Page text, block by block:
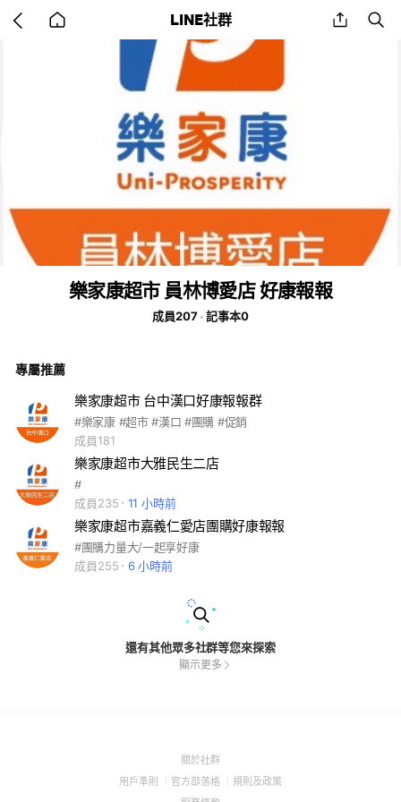
back LINE社群 share
樂家康超市 員林博愛店 好康報報
成員207 記事本0
專屬推薦
樂家康超市 台中漢口好康報報群
#樂家康 #超市 #漢口 #團購 #促銷
成員181
樂家康超市大雅民生二店
#
成員235
11 小時前
樂家康超市嘉義仁愛店團購好康報報
#團購力量大/一起享好康
成員255
6 小時前
還有其他眾多社群等您來探索
顯示更多
關於社群(Open
用戶準則
(Open
官方部落格
(Open
規則及政策(Open